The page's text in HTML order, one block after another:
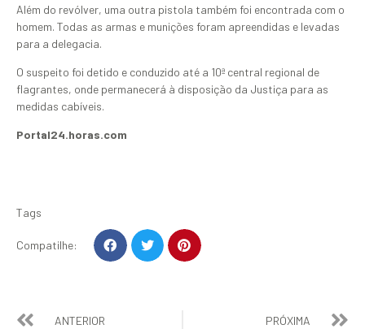
Além do revólver, uma outra pistola também foi encontrada com o
homem. Todas as armas e munições foram apreendidas e levadas
para a delegacia.
O suspeito foi detido e conduzido até a 10ª central regional de
flagrantes, onde permanecerá à disposição da Justiça para as
medidas cabíveis.
Portal24.horas.com
Tags
Compatilhe:
ANTERIOR PRÓXIMA